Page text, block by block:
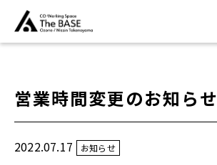
営業時間変更のお知らせ
2022.07.17 お知らせ